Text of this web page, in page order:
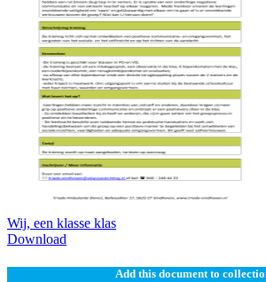
Wij, een klasse klas
Download
Add this document to